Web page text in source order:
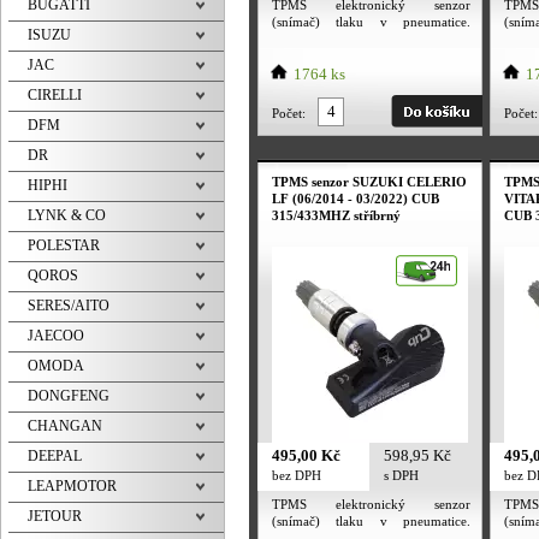
TPMS elektronický senzor
(snímač) tlaku v pneumatice.
moment šroubku 2 Nm. TPMS
plechové disky. Frekvence senzoru
dle evropské normy 433MHZ /
315 MHz. Tpms senzor obsahuje
více.
1764 ks
Počet:
dle
315
více.
Počet:
TPMS senzor SUZUKI CELERIO
LF (06/2014 - 03/2022) CUB
315/433MHZ stříbrný
495,00 Kč
bez DPH
598,95 Kč
s DPH
TPMS elektronický senzor
(snímač) tlaku v pneumatice.
CUB
bez
BUGATTI
ISUZU
JAC
CIRELLI
DFM
DR
HIPHI
LYNK & CO
POLESTAR
QOROS
SERES/AITO
JAECOO
OMODA
DONGFENG
CHANGAN
DEEPAL
LEAPMOTOR
JETOUR